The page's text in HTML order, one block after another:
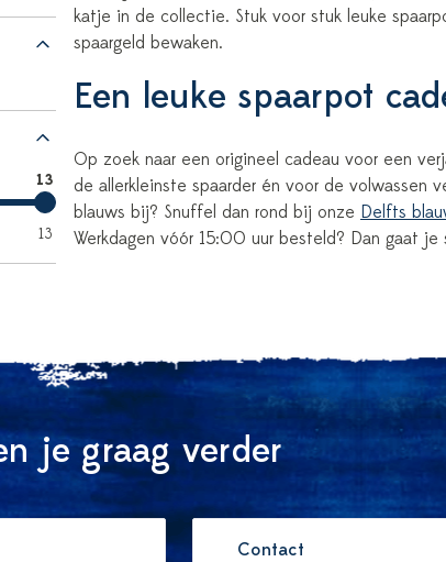
13
13
katje in de collectie. Stuk voor stuk leuke
spaargeld bewaken.
Een leuke spaarpot
Op zoek naar een origineel cadeau voor een
de allerkleinste spaarder én voor de volwassen
blauws bij? Snuffel dan rond bij onze Delfts
Werkdagen vóór 15:00 uur besteld? Dan gaat
je graag verder
Contact